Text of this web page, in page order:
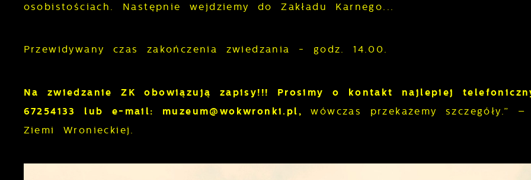
osobistościach. Następnie wejdziemy do Zakładu Karnego...
Przewidywany czas zakończenia zwiedzania - godz. 14.00.
Na zwiedzanie ZK obowiązują zapisy!!! Prosimy o kontakt najlepiej
67254133 lub e-mail: muzeum@wokwronki.pl,
wówczas przekażemy szczegóły.” –
Ziemi Wronieckiej.